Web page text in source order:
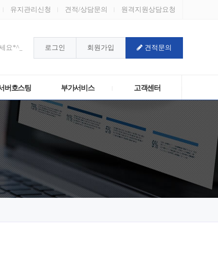
유지관리신청 견적/상담문의 원격지원상담요청
요*^_^* 로그인 회원가입 견적문의
버호스팅 부가서비스 고객센터